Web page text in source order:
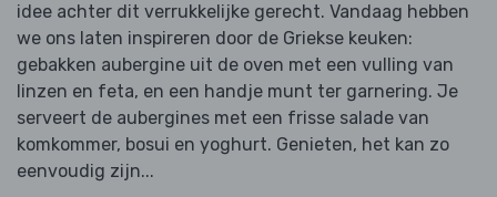
idee achter dit verrukkelijke gerecht. Vandaag hebben
we ons laten inspireren door de Griekse keuken:
gebakken aubergine uit de oven met een vulling van
linzen en feta, en een handje munt ter garnering. Je
serveert de aubergines met een frisse salade van
komkommer, bosui en yoghurt. Genieten, het kan zo
eenvoudig zijn...